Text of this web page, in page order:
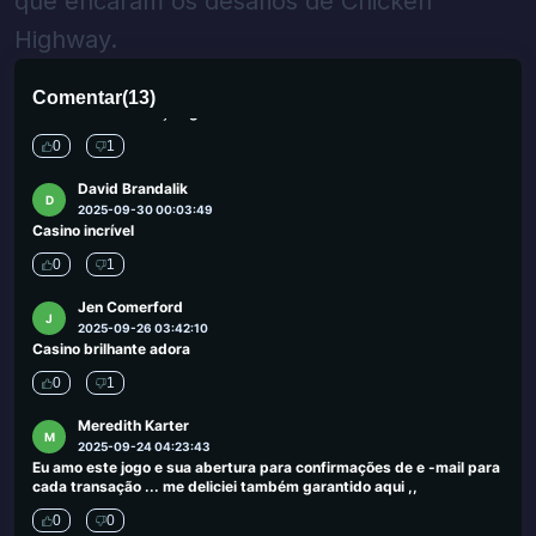
Highway.
Comentar(13)
0
2025-10-01 07:09:57
As ofertas de rotação gratuitas são excelentes
0 1
D
David Brandalik
2025-09-30 00:03:49
Casino incrível
0 1
J
Jen Comerford
2025-09-26 03:42:10
Casino brilhante adora
0 1
M
Meredith Karter
2025-09-24 04:23:43
Eu amo este jogo e sua abertura para confirmações de e -mail para
cada transação ... me deliciei também garantido aqui ,,
0 0